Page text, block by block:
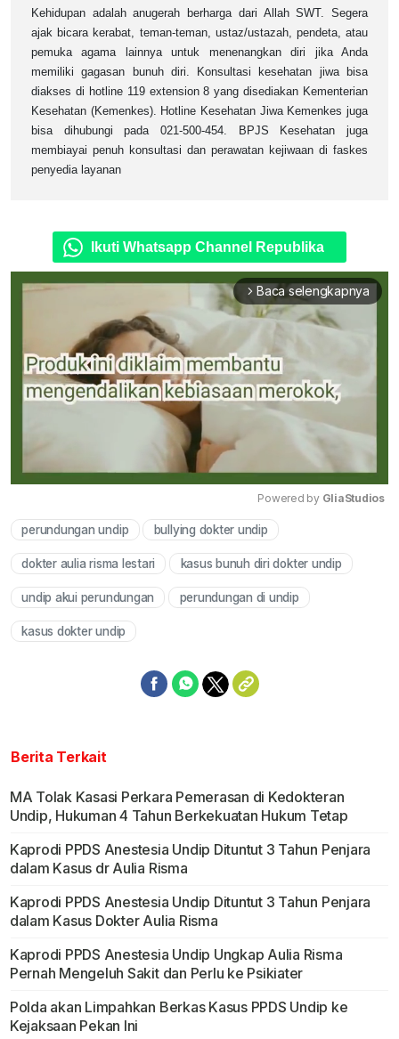
Kehidupan adalah anugerah berharga dari Allah SWT. Segera
ajak bicara kerabat, teman-teman, ustaz/ustazah, pendeta, atau
pemuka agama lainnya untuk menenangkan diri jika Anda
memiliki gagasan bunuh diri. Konsultasi kesehatan jiwa bisa
diakses di hotline 119 extension 8 yang disediakan Kementerian
Kesehatan (Kemenkes). Hotline Kesehatan Jiwa Kemenkes juga
bisa dihubungi pada 021-500-454. BPJS Kesehatan juga
membiayai penuh konsultasi dan perawatan kejiwaan di faskes
penyedia layanan
Ikuti Whatsapp Channel Republika
arrow_forward_ios Baca selengkapnya
Powered by GliaStudios
perundungan undip bullying dokter undip
dokter aulia risma lestari kasus bunuh diri dokter undip
undip akui perundungan perundungan di undip
kasus dokter undip
Berita Terkait
MA Tolak Kasasi Perkara Pemerasan di Kedokteran
Undip, Hukuman 4 Tahun Berkekuatan Hukum Tetap
Kaprodi PPDS Anestesia Undip Dituntut 3 Tahun Penjara
dalam Kasus dr Aulia Risma
Kaprodi PPDS Anestesia Undip Dituntut 3 Tahun Penjara
dalam Kasus Dokter Aulia Risma
Kaprodi PPDS Anestesia Undip Ungkap Aulia Risma
Pernah Mengeluh Sakit dan Perlu ke Psikiater
Polda akan Limpahkan Berkas Kasus PPDS Undip ke
Kejaksaan Pekan Ini